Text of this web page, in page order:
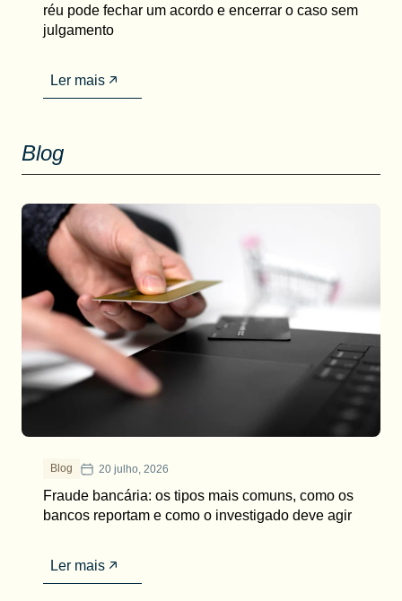
réu pode fechar um acordo e encerrar o caso sem
julgamento
Ler mais
Blog
Blog 20 julho, 2026
Fraude bancária: os tipos mais comuns, como os
bancos reportam e como o investigado deve agir
Ler mais